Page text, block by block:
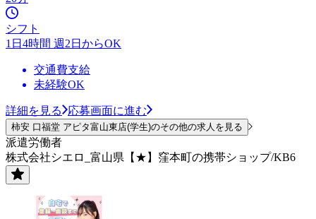
シフト
1日4時間 週2日からOK
交通費支給
未経験OK
詳細を見る 応募画面に進む
柿安 口福堂 アピタ富山東店(学生)のその他の求人を見る
派遣労働者
株式会社シエロ_富山県【★】窪本町の携帯ショップ/KB6